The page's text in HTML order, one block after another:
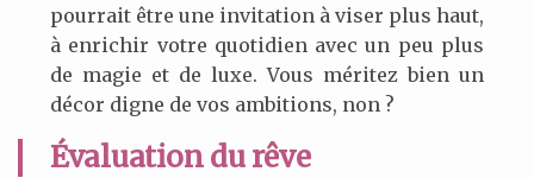
pourrait être une invitation à viser plus haut,
à enrichir votre quotidien avec un peu plus
de magie et de luxe. Vous méritez bien un
décor digne de vos ambitions, non ?
Évaluation du rêve